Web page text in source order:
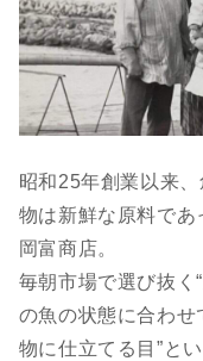
昭和25年創業以来
物は新鮮な原料であ
岡富商店。
毎朝市場で選び抜く
の魚の状態に合わせ
物に仕立てる目”と